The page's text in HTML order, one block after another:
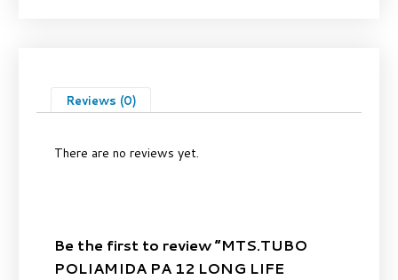
Reviews (0)
There are no reviews yet.
Be the first to review “MTS.TUBO
POLIAMIDA PA 12 LONG LIFE